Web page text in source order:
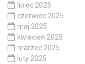
lipiec 2025
czerwiec 2025
maj 2025
kwiecień 2025
marzec 2025
luty 2025